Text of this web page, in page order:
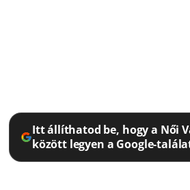
Itt állíthatod be, hogy a Női
között legyen a Google-